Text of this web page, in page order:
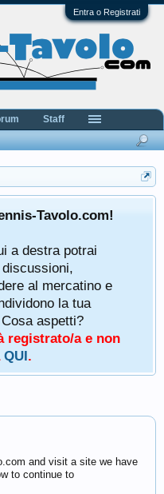
Entra o Registrati
Tavolo.com!
a destra potrai
al mercatino e
la tua
aspetti?
registrato/a e non
QUI.
and visit a site we have
to continue to
Staff